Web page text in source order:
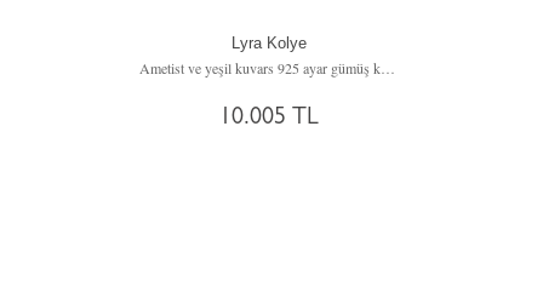
Lyra Kolye
Ametist ve yeşil kuvars 925 ayar gümüş kolye (40 cm altın rolo zincir)
10.005 TL